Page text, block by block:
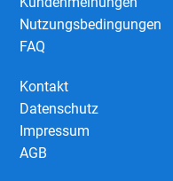
Nutzungsbedingungen
FAQ
Kontakt
Datenschutz
Impressum
AGB